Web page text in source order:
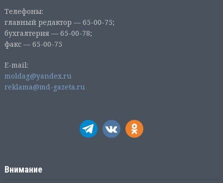
Телефоны:
главный редактор — 65-00-75;
бухгалтерия — 65-00-78;
факс — 65-00-75
E-mail:
moldag@yandex.ru
reklama@md-gazeta.ru
Внимание